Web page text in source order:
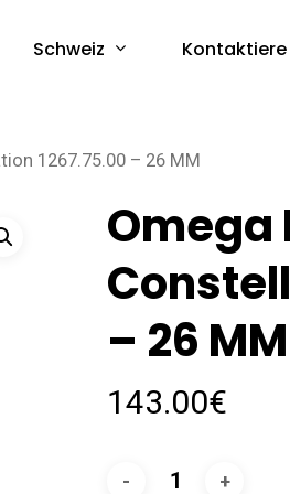
Schweiz Kontaktiere
1267.75.00 – 26 MM
Omega
– 26 MM
143.00€